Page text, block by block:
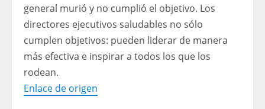
general murió y no cumplió el objetivo. Los
directores ejecutivos saludables no sólo
cumplen objetivos: pueden liderar de manera
más efectiva e inspirar a todos los que los
rodean.
Enlace de origen